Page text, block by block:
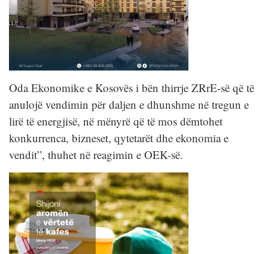
Oda Ekonomike e Kosovës i bën thirrje ZRrE-së që të
anulojë vendimin për daljen e dhunshme në tregun e
lirë të energjisë, në mënyrë që të mos dëmtohet
konkurrenca, bizneset, qytetarët dhe ekonomia e
vendit”, thuhet në reagimin e OEK-së.